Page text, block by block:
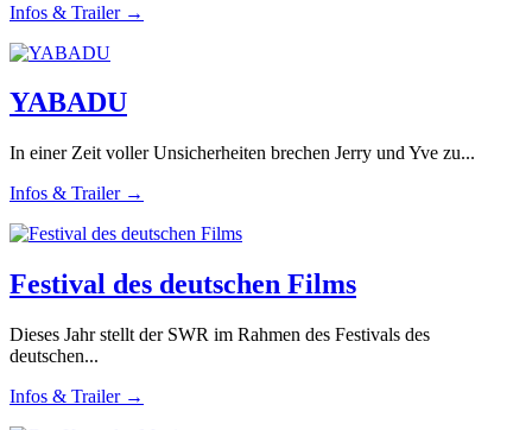
Infos & Trailer →
YABADU
In einer Zeit voller Unsicherheiten brechen Jerry und Yve zu...
Infos & Trailer →
Festival des deutschen Films
Dieses Jahr stellt der SWR im Rahmen des Festivals des
deutschen...
Infos & Trailer →